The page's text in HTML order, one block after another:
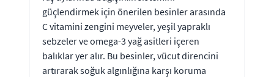
güçlendirmek için önerilen besinler arasında
C vitamini zengini meyveler, yeşil yapraklı
sebzeler ve omega-3 yağ asitleri içeren
balıklar yer alır. Bu besinler, vücut direncini
artırarak soğuk algınlığına karşı koruma